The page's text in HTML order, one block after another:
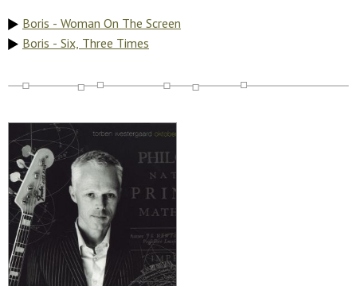
Boris - Woman On The Screen
Boris - Six, Three Times